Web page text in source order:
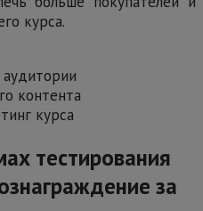
курса.
контента
курса
тестирования
за